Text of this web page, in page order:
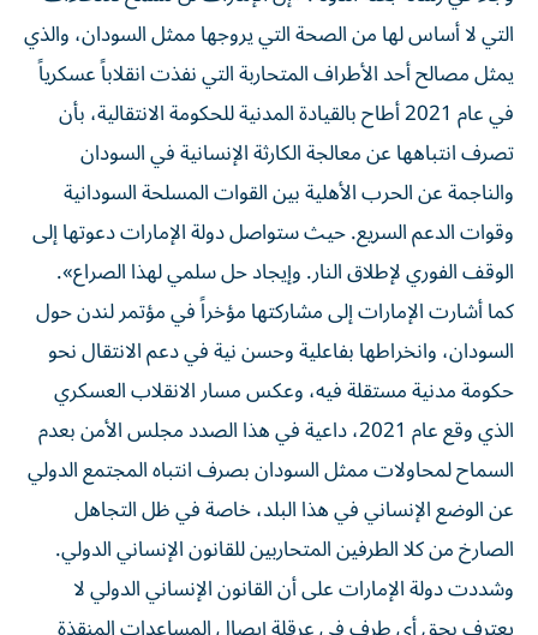
التي لا أساس لها من الصحة التي يروجها ممثل السودان، والذي
يمثل مصالح أحد الأطراف المتحاربة التي نفذت انقلاباً عسكرياً
في عام 2021 أطاح بالقيادة المدنية للحكومة الانتقالية، بأن
تصرف انتباهها عن معالجة الكارثة الإنسانية في السودان
والناجمة عن الحرب الأهلية بين القوات المسلحة السودانية
وقوات الدعم السريع. حيث ستواصل دولة الإمارات دعوتها إلى
الوقف الفوري لإطلاق النار. وإيجاد حل سلمي لهذا الصراع».
كما أشارت الإمارات إلى مشاركتها مؤخراً في مؤتمر لندن حول
السودان، وانخراطها بفاعلية وحسن نية في دعم الانتقال نحو
حكومة مدنية مستقلة فيه، وعكس مسار الانقلاب العسكري
الذي وقع عام 2021، داعية في هذا الصدد مجلس الأمن بعدم
السماح لمحاولات ممثل السودان بصرف انتباه المجتمع الدولي
عن الوضع الإنساني في هذا البلد، خاصة في ظل التجاهل
الصارخ من كلا الطرفين المتحاربين للقانون الإنساني الدولي.
وشددت دولة الإمارات على أن القانون الإنساني الدولي لا